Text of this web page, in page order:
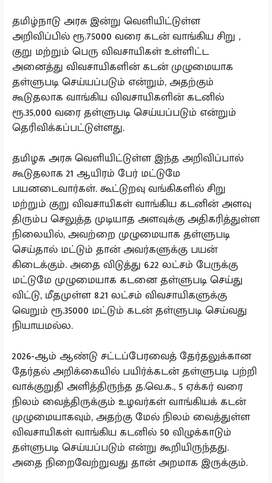
தமிழ்நாடு அரசு இன்று வெளியிட்டுள்ள
அறிவிப்பில் ரூ.75000 வரை கடன் வாங்கிய சிறு ,
குறு மற்றும் பெரு விவசாயிகள் உள்ளிட்ட
அனைத்து விவசாயிகளின் கடன் முழுமையாக
தள்ளுபடி செய்யப்படும் என்றும், அதற்கும்
கூடுதலாக வாங்கிய விவசாயிகளின் கடனில்
ரூ.35,000 வரை தள்ளுபடி செய்யப்படும் என்றும்
தெரிவிக்கப்பட்டுள்ளது.
தமிழக அரசு வெளியிட்டுள்ள இந்த அறிவிப்பால்
கூடுதலாக 21 ஆயிரம் பேர் மட்டுமே
பயனடைவார்கள். கூட்டுறவு வங்கிகளில் சிறு
மற்றும் குறு விவசாயிகள் வாங்கிய கடனின் அளவு
திரும்ப செலுத்த முடியாத அளவுக்கு அதிகரித்துள்ள
நிலையில், அவற்றை முழுமையாக தள்ளுபடி
செய்தால் மட்டும் தான் அவர்களுக்கு பயன்
கிடைக்கும். அதை விடுத்து 6.22 லட்சம் பேருக்கு
மட்டுமே முழுமையாக கடனை தள்ளுபடி செய்து
விட்டு, மீதமுள்ள 8.21 லட்சம் விவசாயிகளுக்கு
வெறும் ரூ.35000 மட்டும் கடன் தள்ளுபடி செய்வது
நியாயமல்ல.
2026-ஆம் ஆண்டு சட்டப்பேரவைத் தேர்தலுக்கான
தேர்தல் அறிக்கையில் பயிர்க்கடன் தள்ளுபடி பற்றி
வாக்குறுதி அளித்திருந்த த.வெ.க., 5 ஏக்கர் வரை
நிலம் வைத்திருக்கும் உழவர்கள் வாங்கியக் கடன்
முழுமையாகவும், அதற்கு மேல் நிலம் வைத்துள்ள
விவசாயிகள் வாங்கிய கடனில் 50 விழுக்காடும்
தள்ளுபடி செய்யப்படும் என்று கூறியிருந்தது.
அதை நிறைவேற்றுவது தான் அறமாக இருக்கும்.